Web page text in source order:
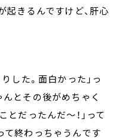
起きるんですけど、肝心
した。面白かった」っ
とその後がめちゃく
とだったんだ～！」って
て終わっちゃうんです